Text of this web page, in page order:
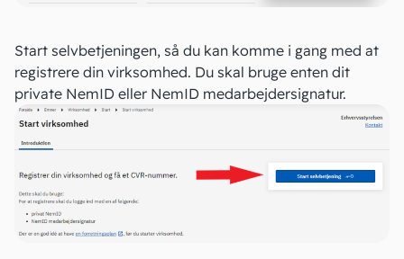
Start selvbetjeningen, så du kan komme i gang med at
registrere din virksomhed. Du skal bruge enten dit
private NemID eller NemID medarbejdersignatur.